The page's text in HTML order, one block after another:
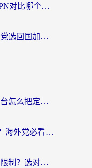
穿梭VPN好用吗？和当归VPN对比哪个回国效果更好？海外党亲测实用指南
穿梭和六毫秒哪个好？海外党选回国加速器的避坑指南，附番茄加速器实测
在菲律宾用国家政务服务平台怎么把定位修改到中国国内？3步解决+海外看剧听歌全攻略
优酷VIP海外限制多久解封？海外党必看的跨区难题一站式解决指南
在海外看腾讯视频总被地区限制？选对回国加速器，还能解决泰国政务网和蜻蜓FM卡顿问题